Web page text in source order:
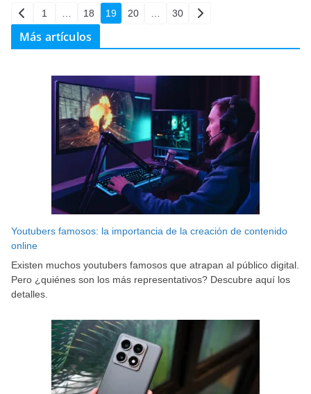
Paginación
de
entradas
1 18 19 20 30
Más artículos
Youtubers famosos: la importancia de la creación de contenido
online
Existen muchos youtubers famosos que atrapan al público digital.
Pero ¿quiénes son los más representativos? Descubre aquí los
detalles.